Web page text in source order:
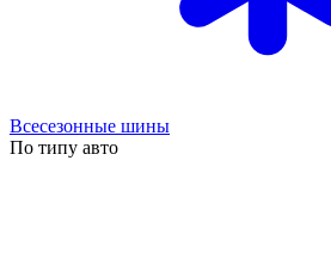
Всесезонные шины
По типу авто